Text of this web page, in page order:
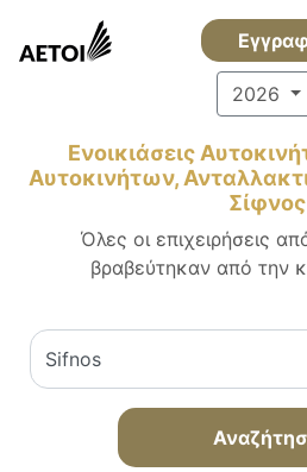
2026
Ενοικιάσεις
Αυτοκινήτων,
Σίφνος
Όλες οι επιχειρήσεις
βραβεύτηκαν από την